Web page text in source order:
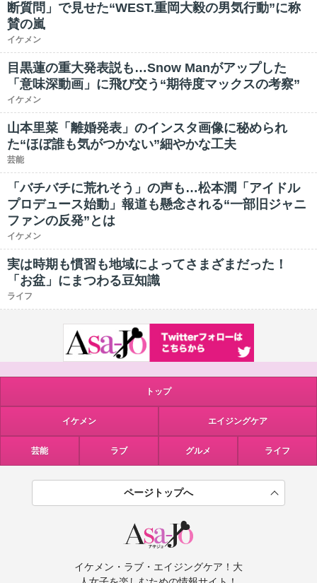
断質問」で見せた“WEST.重岡大毅の男気行動”に称
賛の嵐
イケメン
目黒蓮の重大発表説も…Snow Manがアップした
「意味深動画」に飛び交う“期待度マックスの考察”
イケメン
山本里菜「離婚発表」のインスタ画像に秘められ
た“ほぼ誰も気がつかない”細やかな工夫
芸能
「バチバチに荒れそう」の声も…松本潤「アイドル
プロデュース始動」報道も懸念される“一部旧ジャニ
ファンの反発”とは
イケメン
実は時期も慣習も地域によってさまざまだった！
「お盆」にまつわる豆知識
ライフ
トップ
イケメン エイジングケア
芸能 ラブ グルメ ライフ
ページトップへ
イケメン・ラブ・エイジングケア！大